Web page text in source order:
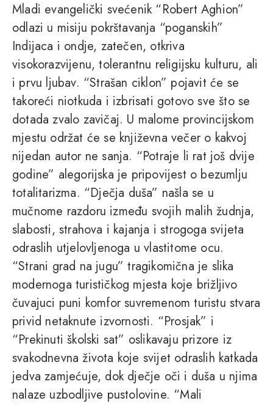
Mladi evangelički svećenik “Robert Aghion”
odlazi u misiju pokrštavanja “poganskih”
Indijaca i ondje, zatečen, otkriva
visokorazvijenu, tolerantnu religijsku kulturu, ali
i prvu ljubav. “Strašan ciklon” pojavit će se
takoreći niotkuda i izbrisati gotovo sve što se
dotada zvalo zavičaj. U malome provincijskom
mjestu održat će se književna večer o kakvoj
nijedan autor ne sanja. “Potraje li rat još dvije
godine” alegorijska je pripovijest o bezumlju
totalitarizma. “Dječja duša” našla se u
mučnome razdoru između svojih malih žudnja,
slabosti, strahova i kajanja i strogoga svijeta
odraslih utjelovljenoga u vlastitome ocu.
“Strani grad na jugu” tragikomična je slika
modernoga turističkog mjesta koje brižljivo
čuvajuci puni komfor suvremenom turistu stvara
privid netaknute izvornosti. “Prosjak” i
“Prekinuti školski sat” oslikavaju prizore iz
svakodnevna života koje svijet odraslih katkada
jedva zamjećuje, dok dječje oči i duša u njima
nalaze uzbodljive pustolovine. “Mali